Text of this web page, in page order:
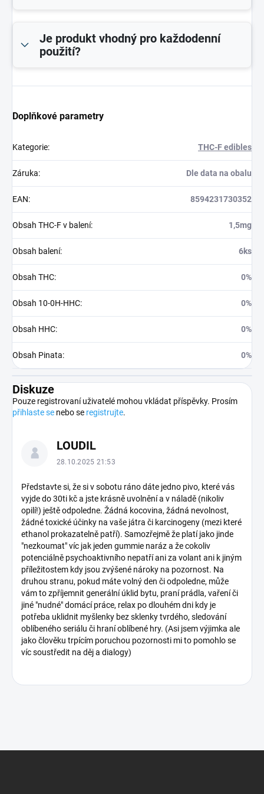
Je produkt vhodný pro každodenní
použití?
Doplňkové parametry
Kategorie: THC-F edibles
Záruka: Dle data na obalu
EAN: 8594231730352
Obsah THC-F v balení: 1,5mg
Obsah balení: 6ks
Obsah THC: 0%
Obsah 10-0H-HHC: 0%
Obsah HHC: 0%
Obsah Pinata: 0%
Diskuze
Pouze registrovaní uživatelé mohou vkládat příspěvky. Prosím
přihlaste se nebo se registrujte.
LOUDIL
28.10.2025 21:53
Představte si, že si v sobotu ráno dáte jedno pivo, které vás
vyjde do 30ti kč a jste krásně uvolnění a v náladě (nikoliv
opilí!) ještě odpoledne. Žádná kocovina, žádná nevolnost,
žádné toxické účinky na vaše játra či karcinogeny (mezi které
ethanol prokazatelně patří). Samozřejmě že platí jako jinde
"nezkoumat" víc jak jeden gummie naráz a že cokoliv
potenciálně psychoaktivního nepatří ani za volant ani k jiným
příležitostem kdy jsou zvýšené nároky na pozornost. Na
druhou stranu, pokud máte volný den či odpoledne, může
vám to zpříjemnit generální úklid bytu, praní prádla, vaření či
jiné "nudné" domácí práce, relax po dlouhém dni kdy je
potřeba uklidnit myšlenky bez sklenky tvrdého, sledování
oblíbeného seriálu či hraní oblíbené hry. (Asi jsem výjimka ale
jako člověku trpícím poruchou pozornosti mi to pomohlo se
víc soustředit na děj a dialogy)